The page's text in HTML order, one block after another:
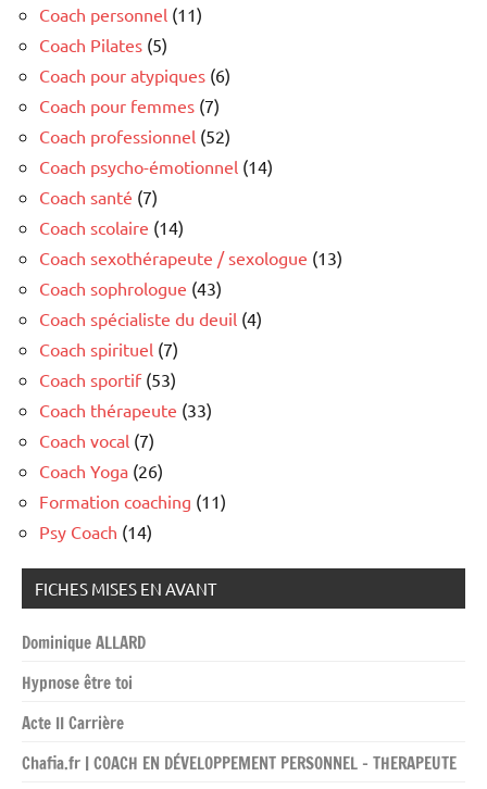
Coach personnel (11)
Coach Pilates (5)
Coach pour atypiques (6)
Coach pour femmes (7)
Coach professionnel (52)
Coach psycho-émotionnel (14)
Coach santé (7)
Coach scolaire (14)
Coach sexothérapeute / sexologue (13)
Coach sophrologue (43)
Coach spécialiste du deuil (4)
Coach spirituel (7)
Coach sportif(53)
Coach thérapeute (33)
Coach vocal (7)
Coach Yoga (26)
Formation coaching (11)
Psy Coach (14)
FICHES MISES EN AVANT
Dominique ALLARD
Hypnose être toi
Acte II Carrière
Chafia.fr | COACH EN DÉVELOPPEMENT PERSONNEL – THERAPEUTE